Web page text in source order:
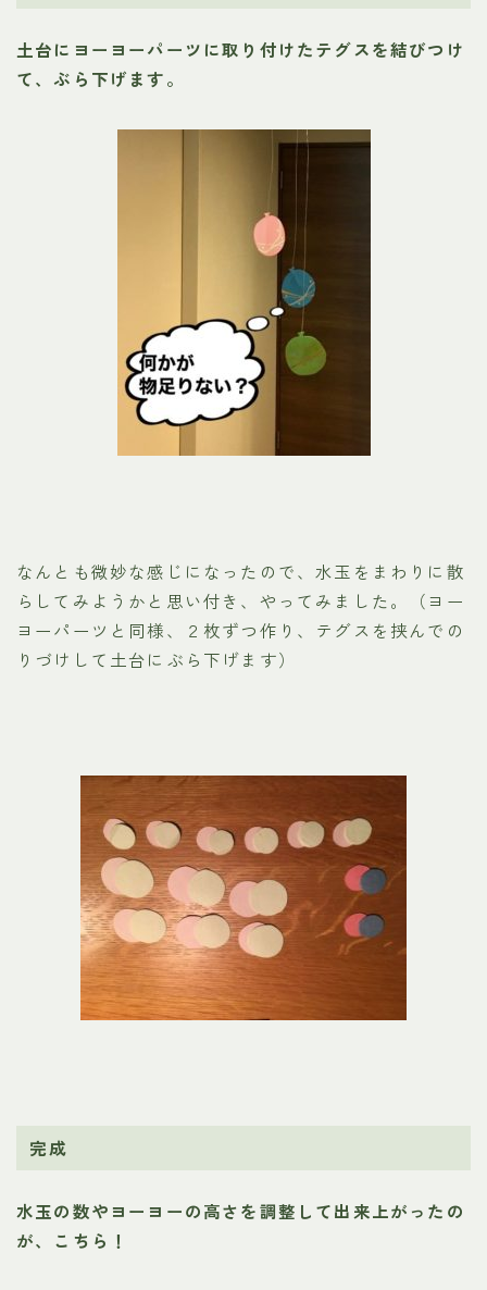
土台にヨーヨーパーツに取り付けたテグスを結びつけ
て、ぶら下げます。
なんとも微妙な感じになったので、水玉をまわりに散
らしてみようかと思い付き、やってみました。（ヨー
ヨーパーツと同様、２枚ずつ作り、テグスを挟んでの
りづけして土台にぶら下げます）
完成
水玉の数やヨーヨーの高さを調整して出来上がったの
が、こちら！